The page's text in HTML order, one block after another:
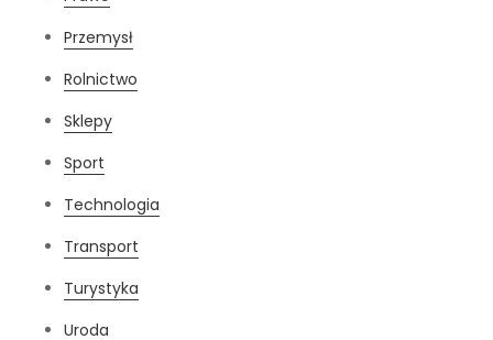
Przemysł
Rolnictwo
Sklepy
Sport
Technologia
Transport
Turystyka
Uroda